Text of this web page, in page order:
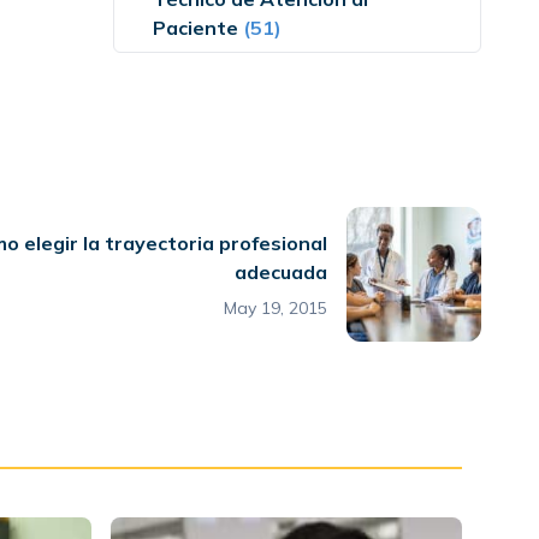
Paciente (51)
elegir la trayectoria profesional
adecuada
May 19, 2015